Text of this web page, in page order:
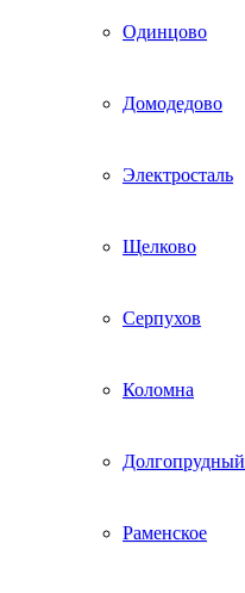
Одинцово
Домодедово
Электросталь
Щелково
Серпухов
Коломна
Долгопрудный
Раменское